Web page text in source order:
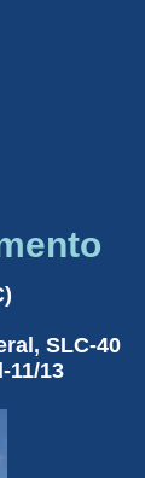
SLC-40
11/13